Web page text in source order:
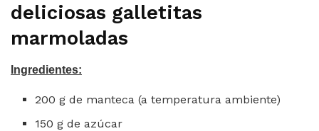
deliciosas galletitas
marmoladas
Ingredientes:
200 g de manteca (a temperatura ambiente)
150 g de azúcar